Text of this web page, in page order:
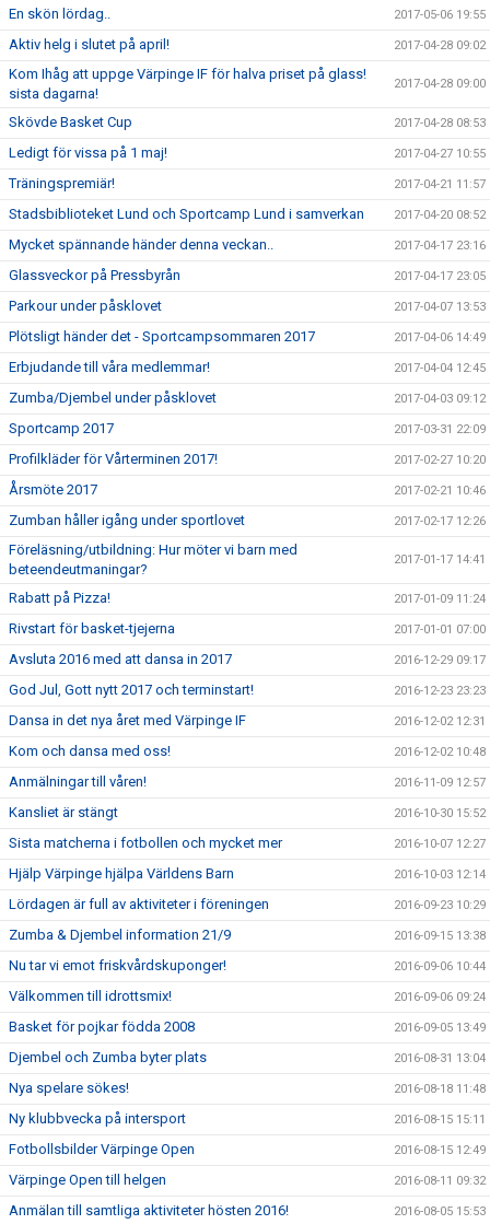
En skön lördag.. 2017-05-06 19:55
Aktiv helg i slutet på april! 2017-04-28 09:02
Kom Ihåg att uppge Värpinge IF för halva priset på glass!
sista dagarna!
2017-04-28 09:00
Skövde Basket Cup 2017-04-28 08:53
Ledigt för vissa på 1 maj! 2017-04-27 10:55
Träningspremiär! 2017-04-21 11:57
Stadsbiblioteket Lund och Sportcamp Lund i samverkan 2017-04-20 08:52
Mycket spännande händer denna veckan.. 2017-04-17 23:16
Glassveckor på Pressbyrån 2017-04-17 23:05
Parkour under påsklovet 2017-04-07 13:53
Plötsligt händer det - Sportcampsommaren 2017 2017-04-06 14:49
Erbjudande till våra medlemmar! 2017-04-04 12:45
Zumba/Djembel under påsklovet 2017-04-03 09:12
Sportcamp 2017 2017-03-31 22:09
Profilkläder för Vårterminen 2017! 2017-02-27 10:20
Årsmöte 2017 2017-02-21 10:46
Zumban håller igång under sportlovet 2017-02-17 12:26
Föreläsning/utbildning: Hur möter vi barn med
beteendeutmaningar?
2017-01-17 14:41
Rabatt på Pizza! 2017-01-09 11:24
Rivstart för basket-tjejerna 2017-01-01 07:00
Avsluta 2016 med att dansa in 2017 2016-12-29 09:17
God Jul, Gott nytt 2017 och terminstart! 2016-12-23 23:23
Dansa in det nya året med Värpinge IF 2016-12-02 12:31
Kom och dansa med oss! 2016-12-02 10:48
Anmälningar till våren! 2016-11-09 12:57
Kansliet är stängt 2016-10-30 15:52
Sista matcherna i fotbollen och mycket mer 2016-10-07 12:27
Hjälp Värpinge hjälpa Världens Barn 2016-10-03 12:14
Lördagen är full av aktiviteter i föreningen 2016-09-23 10:29
Zumba & Djembel information 21/9 2016-09-15 13:38
Nu tar vi emot friskvårdskuponger! 2016-09-06 10:44
Välkommen till idrottsmix! 2016-09-06 09:24
Basket för pojkar födda 2008 2016-09-05 13:49
Djembel och Zumba byter plats 2016-08-31 13:04
Nya spelare sökes! 2016-08-18 11:48
Ny klubbvecka på intersport 2016-08-15 15:11
Fotbollsbilder Värpinge Open 2016-08-15 12:49
Värpinge Open till helgen 2016-08-11 09:32
Anmälan till samtliga aktiviteter hösten 2016! 2016-08-05 15:53